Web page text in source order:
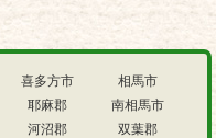
喜多方市
耶麻郡
河沼郡
相馬市
南相馬市
双葉郡